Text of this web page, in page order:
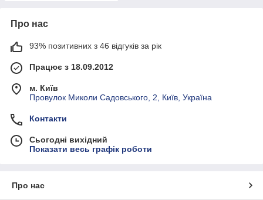
Про нас
93% позитивних з 46 відгуків за рік
Працює з 18.09.2012
м. Київ
Провулок Миколи Садовського, 2, Київ, Україна
Контакти
Сьогодні вихідний
Показати весь графік роботи
Про нас